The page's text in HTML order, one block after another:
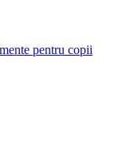
pentru copii